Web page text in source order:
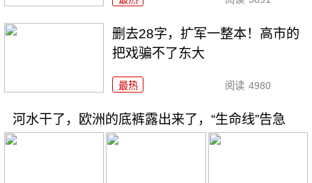
删去28字，扩军一整本！高市的
把戏骗不了东大
最热 阅读 4980
河水干了，欧洲的底裤露出来了，“生命线”告急